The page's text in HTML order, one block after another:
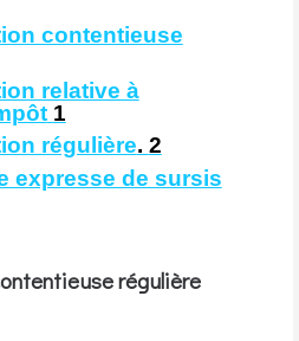
contentieuse
relative à
1
régulière. 2
expresse de sursis
régulière